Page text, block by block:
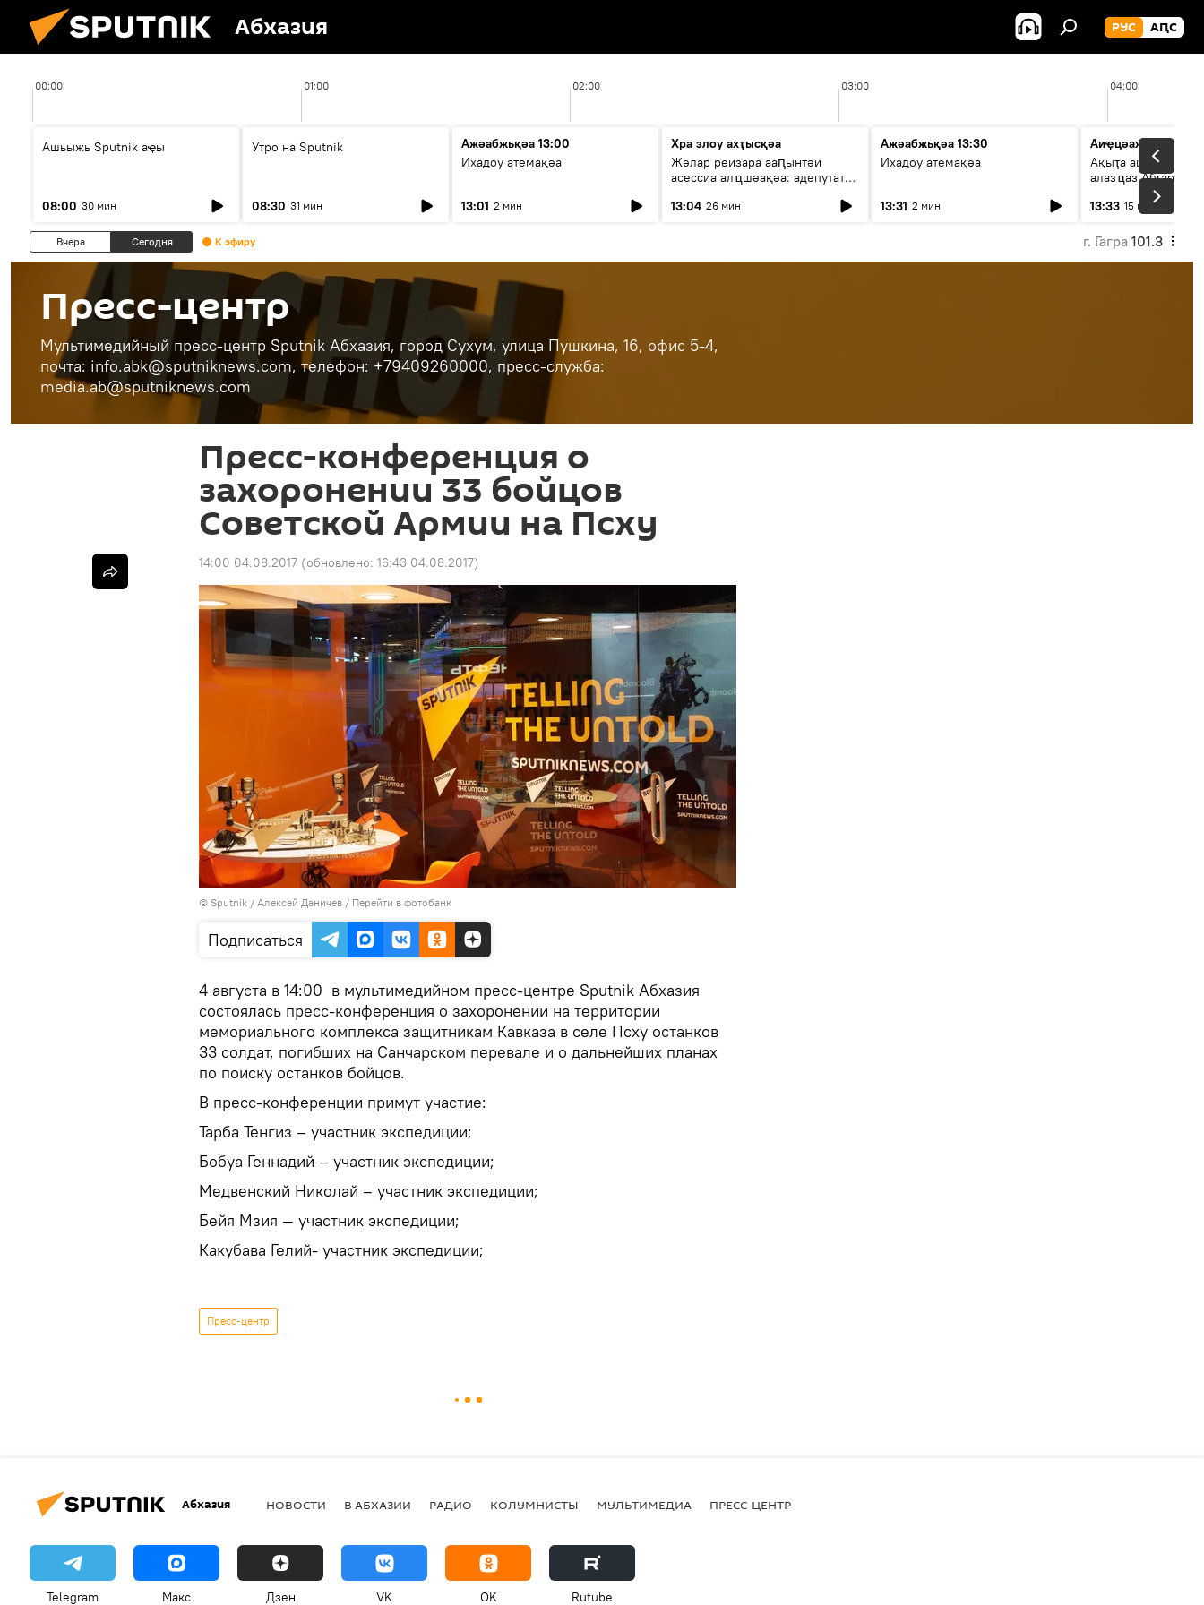
Абхазия РУС АԤС
00:00 01:00 02:00 03:00 04:00
Ашьыжь Sputnik аҿы
08:00 30 мин
Утро на Sputnik
08:30 31 мин
Ажәабжьқәа 13:00
Ихадоу атемақәа
13:01 2 мин
Хра злоу ахҭысқәа
Жәлар реизара ааԥынтәи
асессиа алҵшәақәа: адепутат
13:04 26 мин
Ажәабжьқәа 13:30
Ихадоу атемақәа
13:31 2 мин
Аиҿцәажәара
Ақыҭа ацхрааразы
алазҵаз
адепутат
13:33 15 мин
Вчера Сегодня К эфиру г. Гагра 101.3
Пресс-центр
Мультимедийный пресс-центр Sputnik Абхазия, город Сухум, улица Пушкина, 16, офис 5-4,
почта: info.abk@sputniknews.com, телефон: +79409260000, пресс-служба:
media.ab@sputniknews.com
Пресс-конференция о
захоронении 33 бойцов
Советской Армии на Псху
14:00 04.08.2017 (обновлено: 16:43 04.08.2017)
© Sputnik / Алексей Даничев / Перейти в фотобанк
Подписаться
4 августа в 14:00 в мультимедийном пресс-центре Sputnik Абхазия
состоялась пресс-конференция о захоронении на территории
мемориального комплекса защитникам Кавказа в селе Псху останков
33 солдат, погибших на Санчарском перевале и о дальнейших планах
по поиску останков бойцов.
В пресс-конференции примут участие:
Тарба Тенгиз – участник экспедиции;
Бобуа Геннадий – участник экспедиции;
Медвенский Николай – участник экспедиции;
Бейя Мзия — участник экспедиции;
Какубава Гелий- участник экспедиции;
Пресс-центр
Абхазия НОВОСТИ В АБХАЗИИ РАДИО КОЛУМНИСТЫ МУЛЬТИМЕДИА ПРЕСС-ЦЕНТР
Telegram Макс Дзен VK OK Rutube